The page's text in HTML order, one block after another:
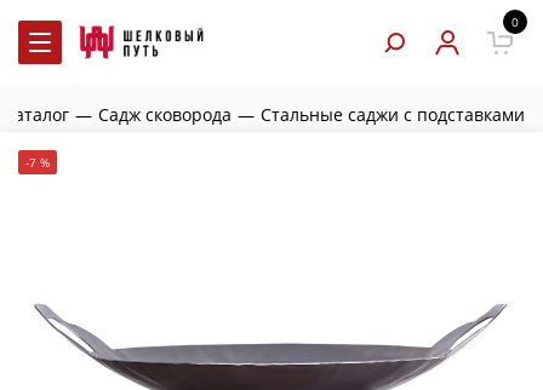
0
Каталог — Садж сковорода — Стальные саджи с подставками
-7 %